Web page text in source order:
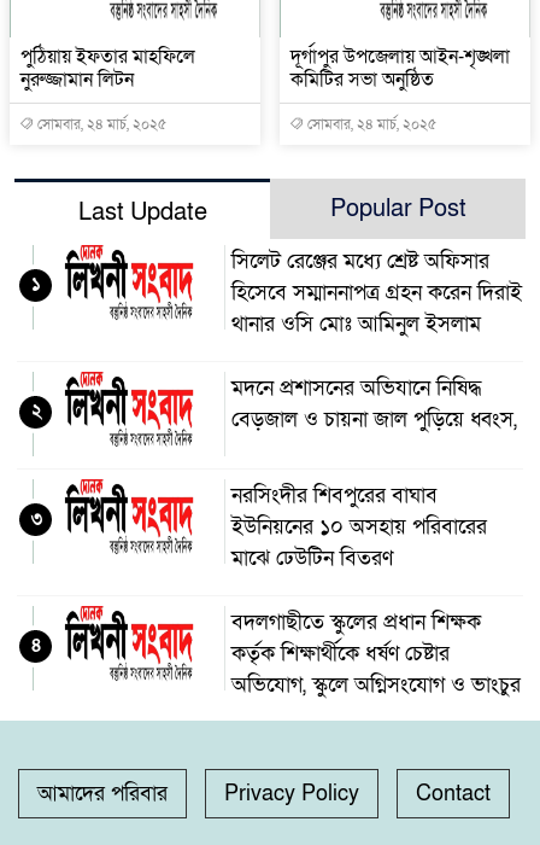
পুঠিয়ায় ইফতার মাহফিলে
নুরুজ্জামান লিটন
সোমবার, ২৪ মার্চ, ২০২৫
দূর্গাপুর উপজেলায় আইন-শৃঙ্খলা
কমিটির সভা অনুষ্ঠিত
সোমবার, ২৪ মার্চ, ২০২৫
Last Update Popular Post
সিলেট রেঞ্জের মধ্যে শ্রেষ্ট অফিসার
হিসেবে সম্মাননাপত্র গ্রহন করেন দিরাই
থানার ওসি মোঃ আমিনুল ইসলাম
১
মদনে প্রশাসনের অভিযানে নিষিদ্ধ
বেড়জাল ও চায়না জাল পুড়িয়ে ধ্বংস,
২
নরসিংদীর শিবপুরের বাঘাব
ইউনিয়নের ১০ অসহায় পরিবারের
মাঝে ঢেউটিন বিতরণ
৩
বদলগাছীতে স্কুলের প্রধান শিক্ষক
কর্তৃক শিক্ষার্থীকে ধর্ষণ চেষ্টার
অভিযোগ, স্কুলে অগ্নিসংযোগ ও ভাংচুর
৪
মাধ্যমিক বিদ্যালয়ের ভরপ্রাপ্ত প্রধান
শিক্ষক শাহনাজ পারভীনের বিরুদ্ধে
৫
আমাদের পরিবার Privacy Policy Contact